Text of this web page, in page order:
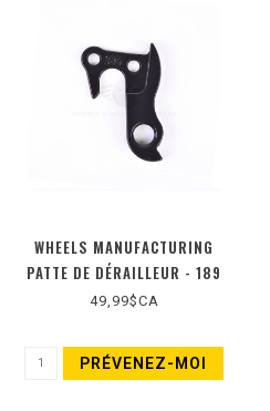
WHEELS MANUFACTURING
PATTE DE DÉRAILLEUR - 189
49,99$CA
PRÉVENEZ-MOI